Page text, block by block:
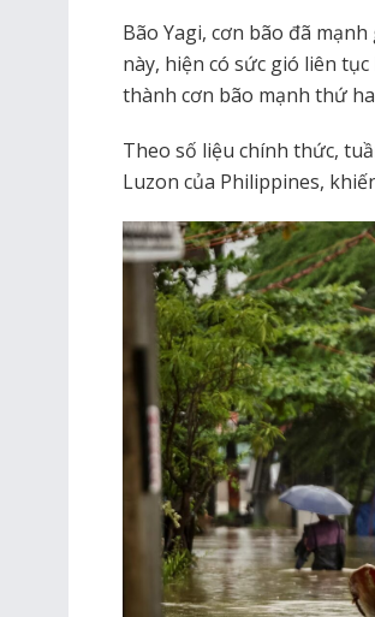
Bão Yagi, cơn bão đã
này, hiện có sức gió liên
thành cơn bão mạnh thứ
Theo số liệu chính thức,
Luzon của Philippines,